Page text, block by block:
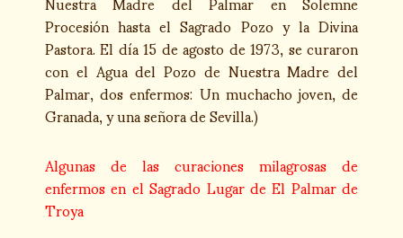
Procesión hasta el Sagrado Pozo y la Divina
Pastora. El día 15 de agosto de 1973, se curaron
con el Agua del Pozo de Nuestra Madre del
Palmar, dos enfermos: Un muchacho joven, de
Granada, y una señora de Sevilla.)
Algunas de las curaciones milagrosas de
enfermos en el Sagrado Lugar de El Palmar de
Troya